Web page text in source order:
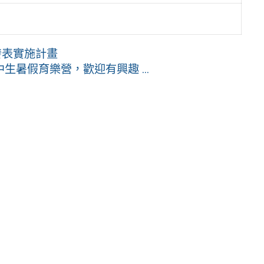
實施計畫
暑假育樂營，歡迎有興趣 ...